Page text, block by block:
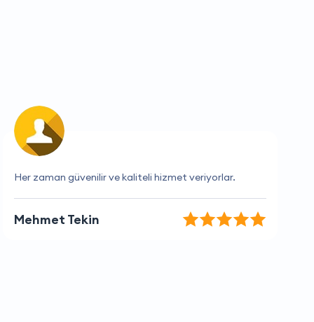
Profesyonel ve kaliteli hizmet sağlıyorlar.
Batuhan Aydın